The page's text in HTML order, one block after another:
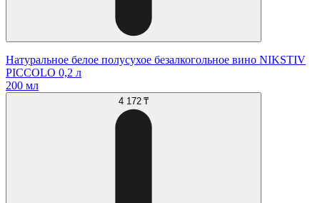
Натуральное белое полусухое безалкогольное вино NIKSTIV
PICCOLO 0,2 л
200 мл
4 172 ₸